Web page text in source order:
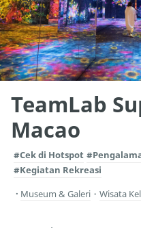
TeamLab
Macao
#Cek di Hotspot
#Kegiatan Rekreasi
Museum & Galeri・ Wisata